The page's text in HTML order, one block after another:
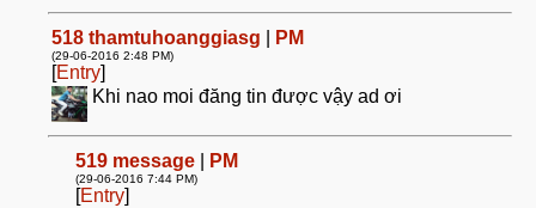
518 thamtuhoanggiasg PM
(29-06-2016 2:48 PM)
[Entry]
Khi nao moi đăng tin được vậy ad ơi
519 message PM
(29-06-2016 7:44 PM)
[Entry]